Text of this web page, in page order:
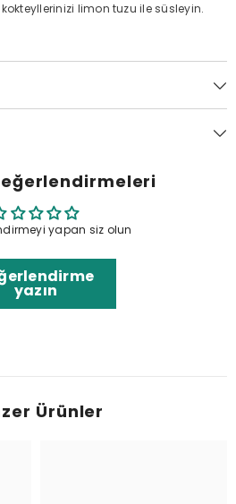
limon tuzu ile süsleyin.
yapan siz olun
yazın
Ürünler